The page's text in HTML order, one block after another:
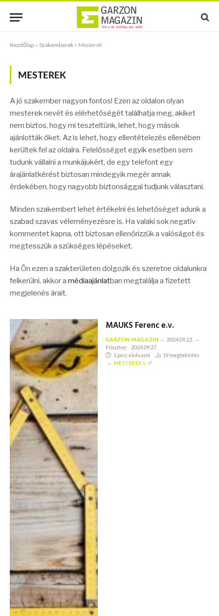
Kezdőlap » Szakemberek » Mesterek
MESTEREK
A jó szakember nagyon fontos! Ezen az oldalon olyan
mesterek nevét és elérhetőségét találhatja meg, akiket
nem biztos, hogy mi teszteltünk, lehet, hogy mások
ajánlották őket. Az is lehet, hogy ellentételezés ellenében
kerültek fel az oldalra. Felelősséget egyik esetben sem
tudunk vállalni a munkájukért, de egy telefont egy
árajánlatkérést biztosan mindegyik megér annak
érdekében, hogy nagyobb biztonsággal tudjunk választani.
Minden szakembert lehet értékelni és lehetőséget adunk a
szabad szavas véleményezésre is. Ha valaki sok negatív
kommentet kapna, ott biztosan ellenőrizzük a valóságot és
megtesszük a szükséges lépéseket.
Ha Ön ezen a szakterületen dolgozik és szeretne oldalunkra
felkerülni, akkor a médiaajánlatban megtalálja a fizetett
megjelenés árait.
MAUKS Ferenc e.v.
GARZON MAGAZIN
2024.09.22.
Frissítve:
2024.09.27.
1 perc elolvasni
19megtekintés
MESTEREK L-P